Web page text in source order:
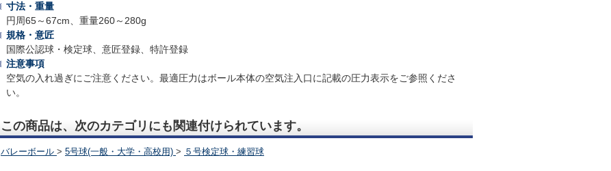
寸法・重量
円周65～67cm、重量260～280g
規格・意匠
国際公認球・検定球、意匠登録、特許登録
注意事項
空気の入れ過ぎにご注意ください。最適圧力はボール本体の空気注入口に記載の圧力表示をご参照くださ
い。
この商品は、次のカテゴリにも関連付けられています。
バレーボール > 5号球(一般・大学・高校用) > ５号検定球・練習球